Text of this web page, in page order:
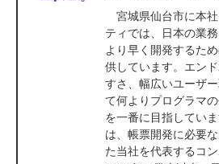
宮城県仙台市に本
ティでは、日本の業
より早く開発するた
供しています。エン
すさ、幅広いユーザ
て何よりプログラマ
を一番に目指してい
は、帳票開発に必要
た当社を代表するコ